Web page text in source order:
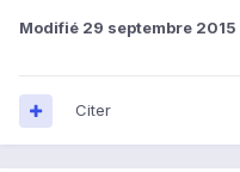
Modifié 29 septembre 2015
Citer